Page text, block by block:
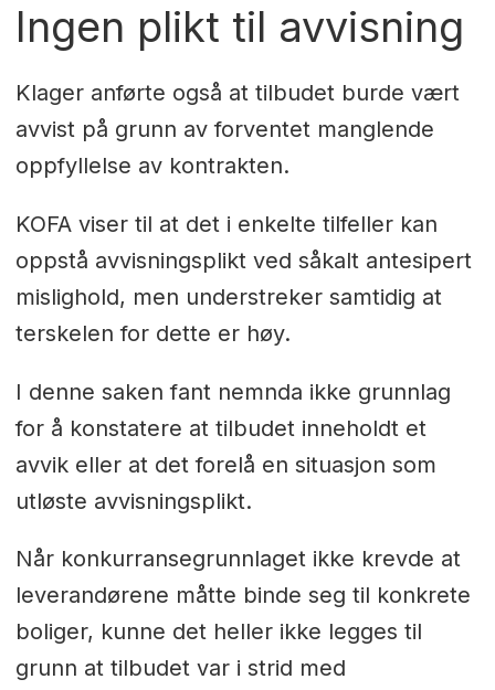
Ingen plikt til avvisning
Klager anførte også at tilbudet burde vært
avvist på grunn av forventet manglende
oppfyllelse av kontrakten.
KOFA viser til at det i enkelte tilfeller kan
oppstå avvisningsplikt ved såkalt antesipert
mislighold, men understreker samtidig at
terskelen for dette er høy.
I denne saken fant nemnda ikke grunnlag
for å konstatere at tilbudet inneholdt et
avvik eller at det forelå en situasjon som
utløste avvisningsplikt.
Når konkurransegrunnlaget ikke krevde at
leverandørene måtte binde seg til konkrete
boliger, kunne det heller ikke legges til
grunn at tilbudet var i strid med